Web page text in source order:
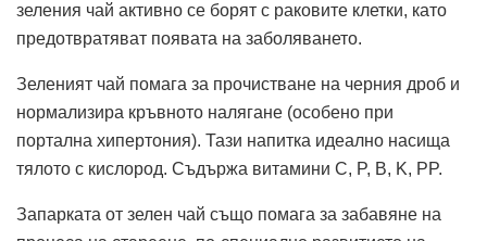
зеления чай активно се борят с раковите клетки, като
предотвратяват появата на заболяването.
Зеленият чай помага за прочистване на черния дроб и
нормализира кръвното налягане (особено при
портална хипертония). Тази напитка идеално насища
тялото с кислород. Съдържа витамини C, P, B, K, PP.
Запарката от зелен чай също помага за забавяне на